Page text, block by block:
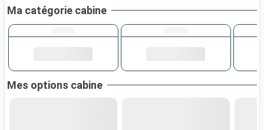
Ma catégorie cabine
Mes options cabine